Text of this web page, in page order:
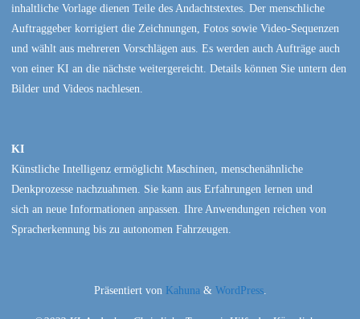
inhaltliche Vorlage dienen Teile des Andachtstextes. Der menschliche
Auftraggeber korrigiert die Zeichnungen, Fotos sowie Video-Sequenzen
und wählt aus mehreren Vorschlägen aus. Es werden auch Aufträge auch
von einer KI an die nächste weitergereicht. Details können Sie untern den
Bilder und Videos nachlesen.
KI
Künstliche Intelligenz ermöglicht Maschinen, menschenähnliche
Denkprozesse nachzuahmen. Sie kann aus Erfahrungen lernen und
sich an neue Informationen anpassen. Ihre Anwendungen reichen von
Spracherkennung bis zu autonomen Fahrzeugen.
Präsentiert von Kahuna & WordPress.